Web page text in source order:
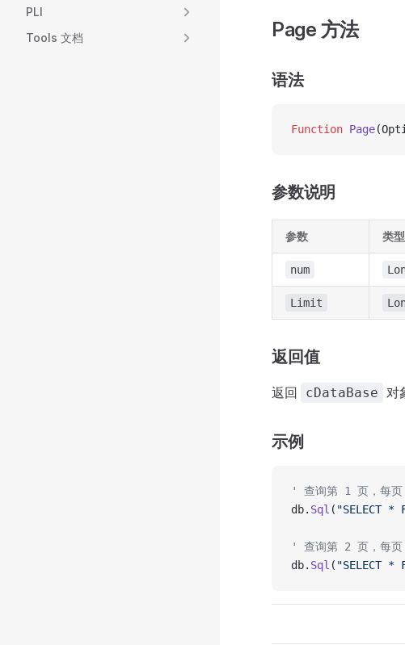
PLI
Tools 文档
Page 方法
语法
Function Page
参数说明
参数 类型
num
Limit
返回值
返回 cDataBase 对
示例
' 查询第 1 页，每
db. Sql ( "SELECT *
' 查询第 2 页，每
db. Sql ( "SELECT *